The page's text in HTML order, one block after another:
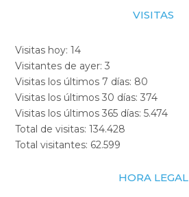
VISITAS
Visitas hoy:14
Visitantes de ayer:3
Visitas los últimos 7 días: 80
Visitas los últimos 30 días:374
Visitas los últimos 365 días:5.474
Total de visitas:134.428
Total visitantes: 62.599
HORA LEGAL